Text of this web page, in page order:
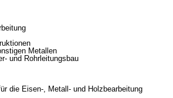
Metallen
und Rohrleitungsbau
die Eisen-, Metall- und Holzbearbeitung